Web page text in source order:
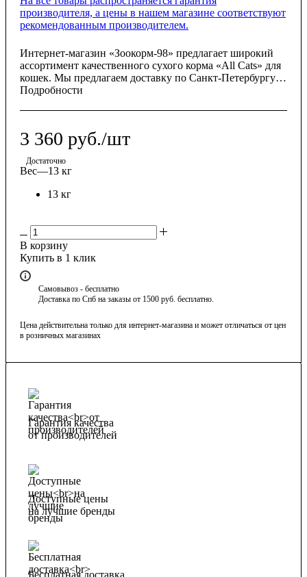
Интернет-магазин «Зоокорм-98» предлагает широкий
ассортимент качественного сухого корма «All Cats» для
кошек. Мы предлагаем доставку по Санкт-Петербургу,
Ленинградской области и по всей России, чтобы вы
питанием.
Подробности
3 360 руб./шт
Достаточно
Вес—13 кг
13 кг
В корзину
Купить в 1 клик
Самовывоз - бесплатно
Доставка по Спб на заказы от 1500 руб. бесплатно.
Цена действительна только для интернет-магазина и может отличаться от цен
в розничных магазинах
Гарантия качества
от производителей
Доступные цены
на лучшие бренды
Бесплатная доставка